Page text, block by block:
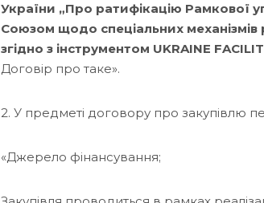
України „Про ратифікацію Рамкової
Союзом щодо спеціальних механізмів
згідно з інструментом UKRAINE
Договір про таке».
2. У предметі договору про закупівлю
«Джерело фінансування;